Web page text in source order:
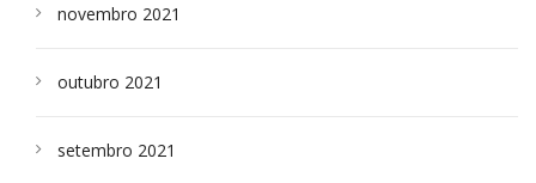
novembro 2021
outubro 2021
setembro 2021